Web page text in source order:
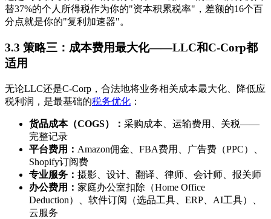
替37%的个人所得税作为你的"资本积累税率"，差额的16个百
分点就是你的"复利加速器"。
3.3 策略三：成本费用最大化——LLC和C-Corp都
适用
无论LLC还是C-Corp，合法地将业务相关成本最大化、降低应
税利润，是最基础的税务优化 ：
货品成本（COGS）： 采购成本、运输费用、关税——
完整记录
平台费用： Amazon佣金、FBA费用、广告费（PPC）、
Shopify订阅费
专业服务： 摄影、设计、翻译、律师、会计师、报关师
办公费用： 家庭办公室扣除（Home Office
Deduction）、软件订阅（选品工具、ERP、AI工具）、
云服务